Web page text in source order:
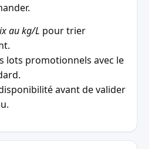
au kg/L pour trier
lots promotionnels avec le
avant de valider